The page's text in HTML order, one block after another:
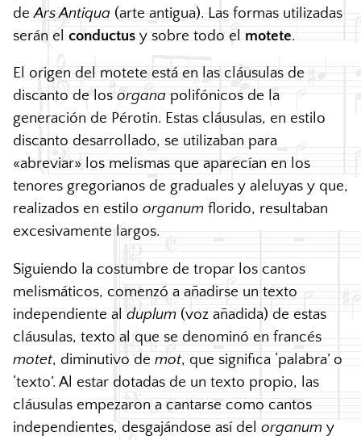
deArs Antiqua (arte antigua). Las formas utilizadas
serán el conductus y sobre todo el motete.
El origen del motete está en las cláusulas de
discanto de los organa polifónicos de la
generación de Pérotin. Estas cláusulas, en estilo
discanto desarrollado, se utilizaban para
«abreviar» los melismas que aparecían en los
tenores gregorianos de graduales y aleluyas y que,
realizados en estilo organum florido, resultaban
excesivamente largos.
Siguiendo la costumbre de tropar los cantos
melismáticos, comenzó a añadirse un texto
independiente al duplum (voz añadida) de estas
cláusulas, texto al que se denominó en francés
motet, diminutivo de mot, que significa ‘palabra’ o
‘texto’. Al estar dotadas de un texto propio, las
cláusulas empezaron a cantarse como cantos
independientes, desgajándose así del organum y